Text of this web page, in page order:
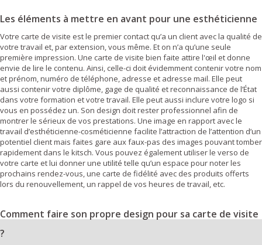
Les éléments à mettre en avant pour une esthéticienne
Votre carte de visite est le premier contact qu’a un client avec la qualité de
votre travail et, par extension, vous même. Et on n’a qu’une seule
première impression. Une carte de visite bien faite attire l'œil et donne
envie de lire le contenu. Ainsi, celle-ci doit évidemment contenir votre nom
et prénom, numéro de téléphone, adresse et adresse mail. Elle peut
aussi contenir votre diplôme, gage de qualité et reconnaissance de l’État
dans votre formation et votre travail. Elle peut aussi inclure votre logo si
vous en possédez un. Son design doit rester professionnel afin de
montrer le sérieux de vos prestations. Une image en rapport avec le
travail d’esthéticienne-cosméticienne facilite l’attraction de l’attention d’un
potentiel client mais faites gare aux faux-pas des images pouvant tomber
rapidement dans le kitsch. Vous pouvez également utiliser le verso de
votre carte et lui donner une utilité telle qu’un espace pour noter les
prochains rendez-vous, une carte de fidélité avec des produits offerts
lors du renouvellement, un rappel de vos heures de travail, etc.
Comment faire son propre design pour sa carte de visite
?